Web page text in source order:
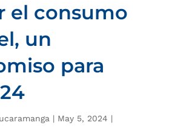
el consumo
un
para
| May 5, 2024 |